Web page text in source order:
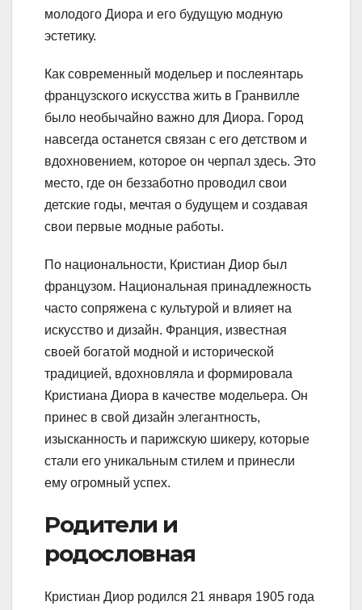
молодого Диора и его будущую модную
эстетику.
Как современный модельер и послеянтарь
французского искусства жить в Гранвилле
было необычайно важно для Диора. Город
навсегда останется связан с его детством и
вдохновением, которое он черпал здесь. Это
место, где он беззаботно проводил свои
детские годы, мечтая о будущем и создавая
свои первые модные работы.
По национальности, Кристиан Диор был
французом. Национальная принадлежность
часто сопряжена с культурой и влияет на
искусство и дизайн. Франция, известная
своей богатой модной и исторической
традицией, вдохновляла и формировала
Кристиана Диора в качестве модельера. Он
принес в свой дизайн элегантность,
изысканность и парижскую шикеру, которые
стали его уникальным стилем и принесли
ему огромный успех.
Родители и
родословная
Кристиан Диор родился 21 января 1905 года